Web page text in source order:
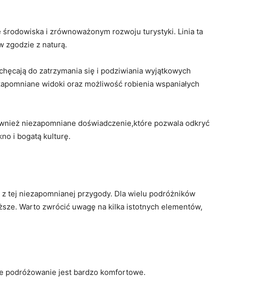
i ‌zrównoważonym rozwoju turystyki.⁤ Linia ta
zgodzie ⁣z naturą.
do zatrzymania się i podziwiania wyjątkowych⁣
widoki oraz ⁣możliwość robienia⁢ wspaniałych
niezapomniane doświadczenie,które ⁢pozwala odkryć
i ‍bogatą kulturę.
tej niezapomnianej przygody. Dla wielu podróżników
Warto zwrócić uwagę na kilka istotnych elementów,
podróżowanie⁤ jest bardzo komfortowe.